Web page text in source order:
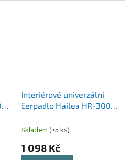
Interiérové univerzální
čerpadlo Hailea HR-3000,
W, výtlak 2,3 m, váha 1,06
Skladem (>5 ks)
1 098 Kč